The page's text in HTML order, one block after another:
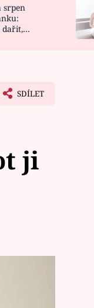
DESIGN
srpen
dařit,
SDÍLET
ji